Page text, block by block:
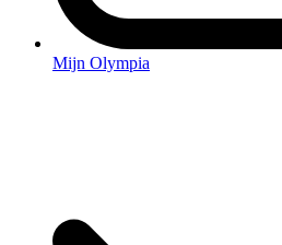
Mijn Olympia